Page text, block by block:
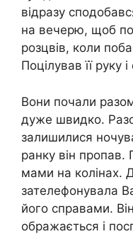
відразу
на вечерю, щоб
розцвів, коли
Поцілував її руку і
Вони почали
дуже швидко.
залишилися
ранку він
мами на колінах.
зателефонувала
його справами.
ображається і